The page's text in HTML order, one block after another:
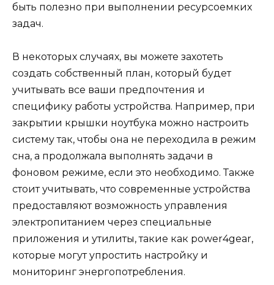
быть полезно при выполнении ресурсоемких
задач.
В некоторых случаях, вы можете захотеть
создать собственный план, который будет
учитывать все ваши предпочтения и
специфику работы устройства. Например, при
закрытии крышки ноутбука можно настроить
систему так, чтобы она не переходила в режим
сна, а продолжала выполнять задачи в
фоновом режиме, если это необходимо. Также
стоит учитывать, что современные устройства
предоставляют возможность управления
электропитанием через специальные
приложения и утилиты, такие как power4gear,
которые могут упростить настройку и
мониторинг энергопотребления.